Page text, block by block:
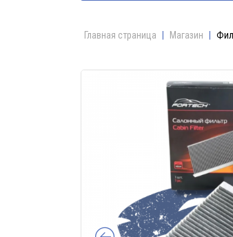
Главная страница Магазин